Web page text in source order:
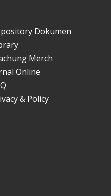
Dokumen
Merch
Online
& Policy